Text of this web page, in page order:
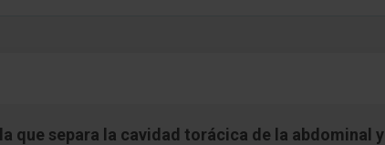
que separa la cavidad torácica de la abdominal y